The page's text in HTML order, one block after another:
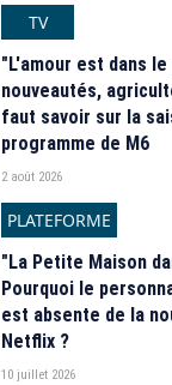
TV
"L'amour est dans
nouveautés,
faut savoir sur la
programme de M6
2 août 2026
PLATEFORME
"La Petite Maison
Pourquoi le
est absente de la
Netflix ?
10 juillet 2026